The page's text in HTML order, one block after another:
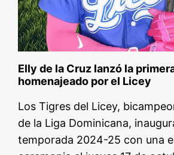
Elly de la Cruz lanzó la
homenajeado por el Licey
Los Tigres del Licey,
de la Liga Dominicana,
temporada 2024-25 con una